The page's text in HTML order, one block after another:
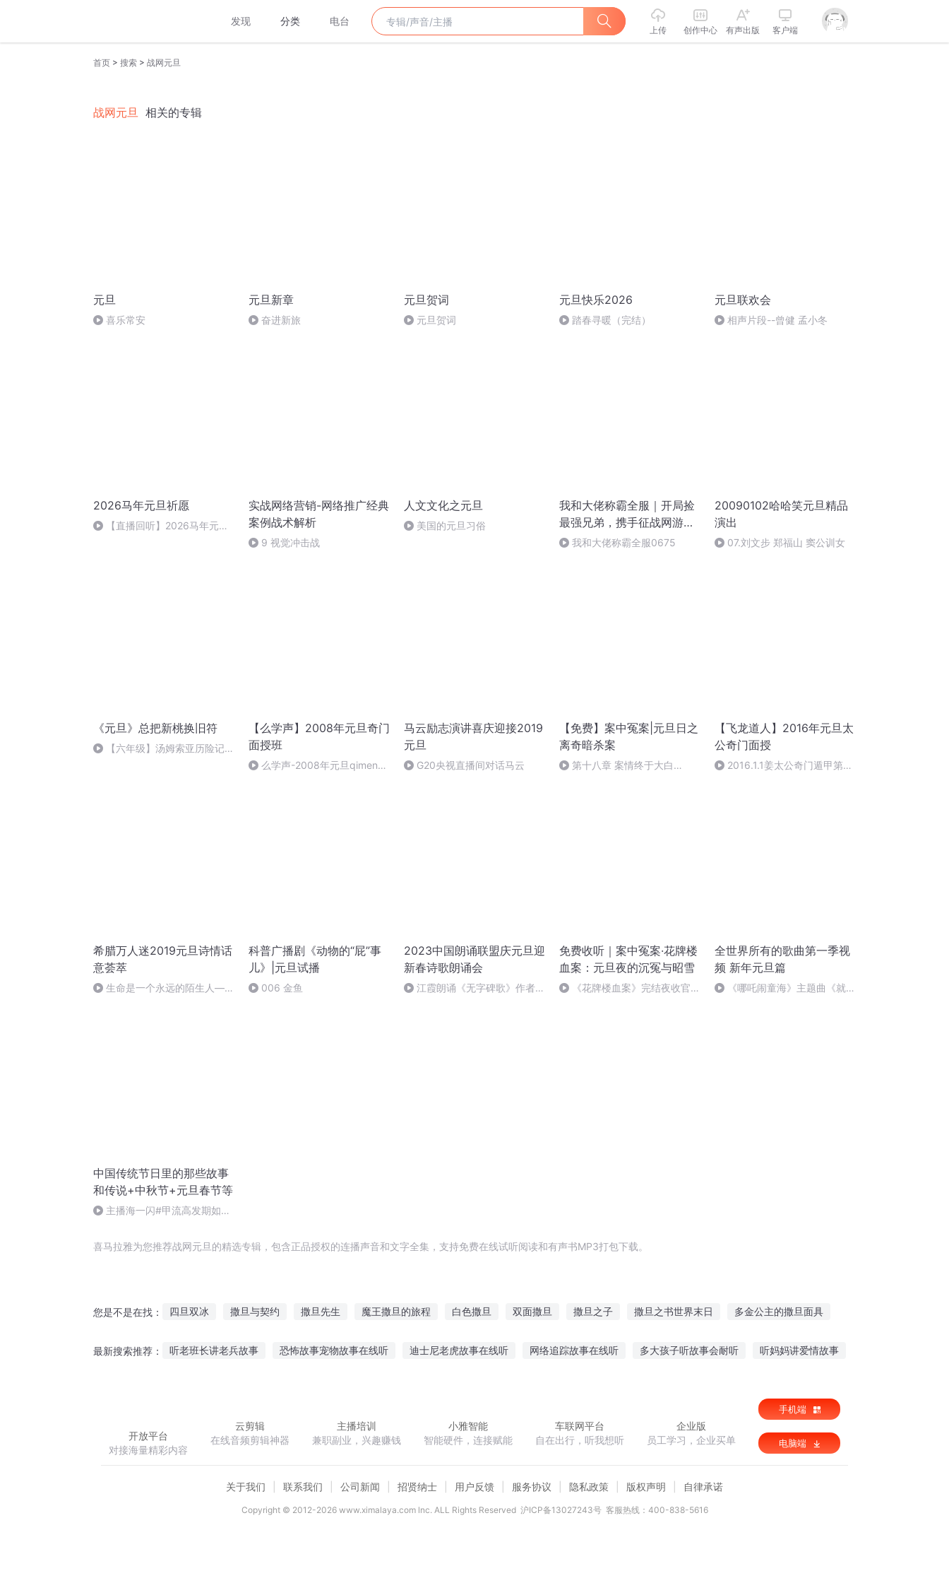
发现 分类 电台
上传 创作中心 有声出版 客户端
首页 > 搜索 > 战网元旦
战网元旦 相关的专辑
元旦
喜乐常安
元旦新章
奋进新旅
元旦贺词
元旦贺词
元旦快乐2026
踏春寻暖（完结）
元旦联欢会
相声片段--曾健 孟小冬
2026马年元旦祈愿
【直播回听】2026马年元旦
实战网络营销-网络推广经典
案例战术解析
9 视觉冲击战
人文文化之元旦
美国的元旦习俗
我和大佬称霸全服｜开局捡
最强兄弟，携手征战网游之
巅 我和大佬称霸全服0675
20090102哈哈笑元旦精品
演出
07.刘文步 郑福山 窦公训女
《元旦》总把新桃换旧符
【六年级】汤姆索亚历险记
【么学声】2008年元旦奇门
面授班
么学声-2008年元旦qimen面
马云励志演讲喜庆迎接2019
元旦
G20央视直播间对话马云
【免费】案中冤案|元旦日之
离奇暗杀案
第十八章 案情终于大白
【飞龙道人】2016年元旦太
公奇门面授
2016.1.1姜太公奇门遁甲第一
希腊万人迷2019元旦诗情话
意荟萃
生命是一个永远的陌生人——
科普广播剧《动物的“屁”事
儿》|元旦试播
006 金鱼
2023中国朗诵联盟庆元旦迎
新春诗歌朗诵会
江霞朗诵《无字碑歌》作者：
免费收听｜案中冤案·花牌楼
血案：元旦夜的沉冤与昭雪
《花牌楼血案》完结夜收官，
全世界所有的歌曲第一季视
频 新年元旦篇
《哪吒闹童海》主题曲《就是
中国传统节日里的那些故事
和传说+中秋节+元旦春节等
主播海一闪#甲流高发期如何
喜马拉雅为您推荐战网元旦的精选专辑，包含正品授权的连播声音和文字全集，支持免费在线试听阅读和有声书MP3打包下载。
您是不是在找： 四旦双冰 撒旦与契约 撒旦先生 魔王撒旦的旅程 白色撒旦 双面撒旦 撒旦之子 撒旦之书世界末日 多金公主的撒旦面具
最新搜索推荐： 听老班长讲老兵故事 恐怖故事宠物故事在线听 迪士尼老虎故事在线听 网络追踪故事在线听 多大孩子听故事会耐听 听妈妈讲爱情故事
开放平台
对接海量精彩内容
云剪辑
在线音频剪辑神器
主播培训
兼职副业，兴趣赚钱
小雅智能
智能硬件，连接赋能
车联网平台
自在出行，听我想听
企业版
员工学习，企业买单
手机端
电脑端
关于我们 联系我们 公司新闻 招贤纳士 用户反馈 服务协议 隐私政策 版权声明 自律承诺
Copyright © 2012-2026www.ximalaya.com lnc. ALL Rights Reserved 沪ICP备13027243号 客服热线：400-838-5616